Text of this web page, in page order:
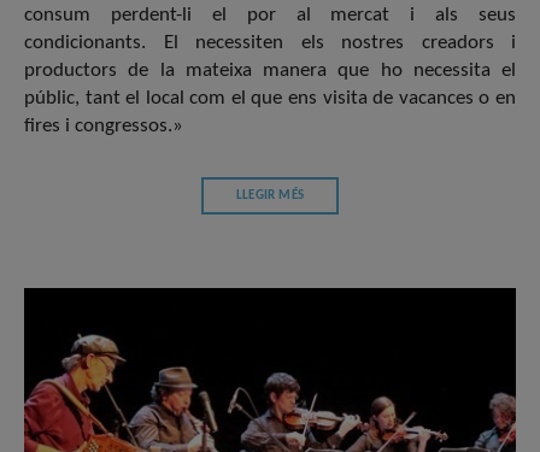
consum perdent-li el por al mercat i als seus
condicionants. El necessiten els nostres creadors i
productors de la mateixa manera que ho necessita el
públic, tant el local com el que ens visita de vacances o en
fires i congressos.»
LLEGIR MÉS